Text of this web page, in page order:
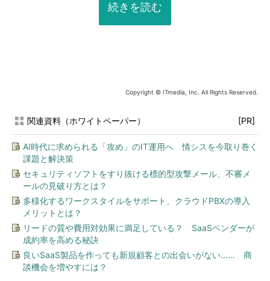
続きを読む
Copyright © ITmedia, Inc. All Rights Reserved.
関連資料（ホワイトペーパー） [PR]
AI時代に求められる「攻め」のIT運用へ 情シスを今取り巻く
課題と解決策
セキュリティソフトをすり抜ける標的型攻撃メール、不審メ
ールの見破り方とは？
多様化するワークスタイルをサポート、クラウドPBXの導入
メリットとは？
リードの質や費用対効果に満足している？ SaaSベンダーが
成約率を高める秘訣
良いSaaS製品を作っても新規顧客との出会いがない…… 商
談機会を増やすには？